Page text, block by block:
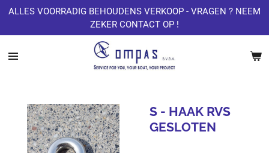
Ga
naar
de
ALLES VOORRADIG BEHOUDENS VERKOOP - VRAGEN ? NEEM
ZEKER CONTACT OP !
S - HAAK RVS
GESLOTEN